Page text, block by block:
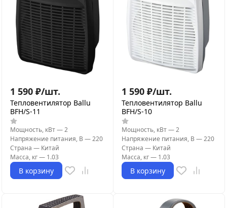
1 590 ₽/шт.
Тепловентилятор Ballu
BFH/S-11
Мощность, кВт—2
Напряжение питания, В —220
Страна — Китай
Масса, кг— 1.03
В корзину
1 590 ₽/шт.
Тепловентилятор Ballu
BFH/S-10
Мощность, кВт—2
Напряжение питания, В —220
Страна — Китай
Масса, кг— 1.03
В корзину